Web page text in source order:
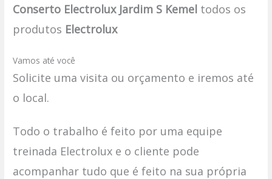
Conserto Electrolux Jardim S Kemel todos os
produtos Electrolux
Vamos até você
Solicite uma visita ou orçamento e iremos até
o local.
Todo o trabalho é feito por uma equipe
treinada Electrolux e o cliente pode
acompanhar tudo que é feito na sua própria